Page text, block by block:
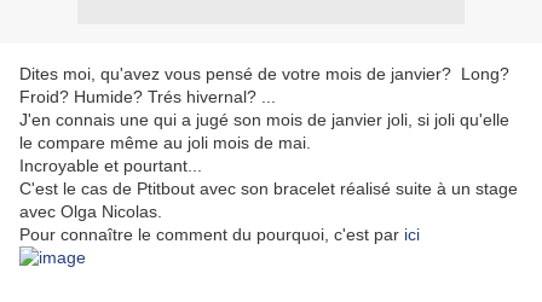
Dites moi, qu'avez vous pensé de votre mois de janvier? Long?
Froid? Humide? Trés hivernal? ...
J'en connais une qui a jugé son mois de janvier joli, si joli qu'elle
le compare même au joli mois de mai.
Incroyable et pourtant...
C'est le cas de Ptitbout avec son bracelet réalisé suite à un stage
avec Olga Nicolas.
Pour connaître le comment du pourquoi, c'est par ici